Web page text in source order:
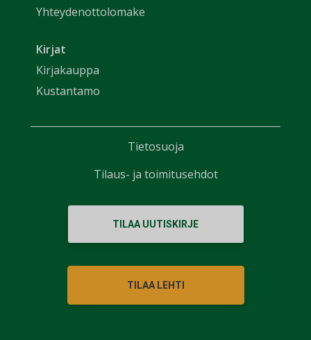
Yhteydenottolomake
Kirjat
Kirjakauppa
Kustantamo
TILAA UUTISKIRJE
TILAA LEHTI
Tietosuoja
Tilaus- ja toimitusehdot